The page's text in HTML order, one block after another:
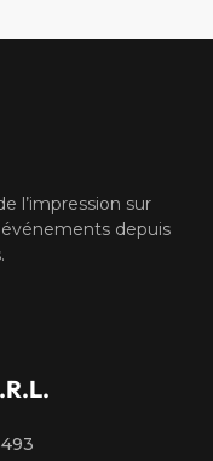
l’impression sur
depuis